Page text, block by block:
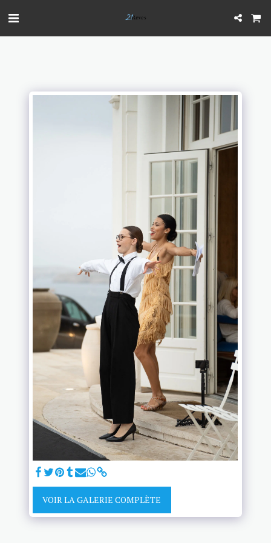
VOIR LA GALERIE COMPLÈTE